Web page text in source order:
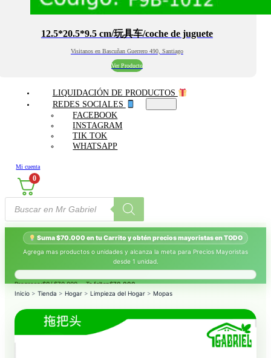
12.5*20.5*9.5 cm/玩具车/coche de juguete
Visitanos en Bascuñan Guerrero 490, Santiago
Ver Producto
LIQUIDACIÓN DE PRODUCTOS
REDES SOCIALES
FACEBOOK
INSTAGRAM
TIK TOK
WHATSAPP
Mi cuenta
0
Búsqueda
productos
Suma $70.000 en tu Carrito y obtén precios mayoristas en TODO
Agrega mas productos o unidades y alcanza la meta para Precios Mayoristas
desde 1 unidad.
Progreso:$0/ $70.000 — Te faltan$70.000.
Inicio > Tienda > Hogar > Limpieza del Hogar > Mopas